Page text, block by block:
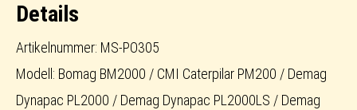
Details
Artikelnummer: MS-PO305
Modell: Bomag BM2000 / CMI Caterpilar PM200 / Demag
Dynapac PL2000 / Demag Dynapac PL2000LS / Demag